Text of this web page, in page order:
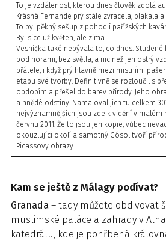
To je vzdálenost, kterou dnes člověk zdolá
Krásná Fernande prý stále zvracela, plakala
To byl pěkný sešup z pohodlí pařížských
Byl sice už květen, ale zima.
Vesnička také nebývala to, co dnes.
pod horami, bez světla, a nic než jen ostrý
přátele, i když prý hlavně mezi místními
etapu své tvorby. Definitivně se rozloučil s
obdobím a přešel do barev přírody. Jeho
a hnědé odstíny. Namaloval jich tu celkem
nejvýznamnějších jsou zde k vidění v malém
červnu 2011. Že to jsou jen kopie, vůbec
okouzlující okolí a samotný Gósol tvoří
Picassovy obrazy.
Kam se ještě z Málagy podívat?
Granada – tady můžete obdivovat
muslimské paláce a zahrady v
katedrálu, kde je pohřbená